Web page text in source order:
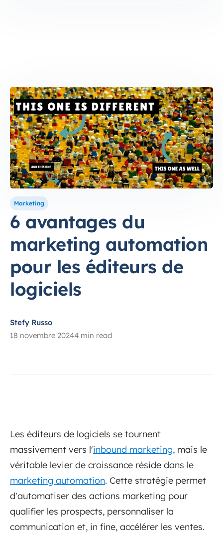
Marketing
6 avantages du
marketing automation
pour les éditeurs de
logiciels
Stefy Russo
18 novembre 20244 min read
Les éditeurs de logiciels se tournent
massivement vers l'inbound marketing, mais le
véritable levier de croissance réside dans le
marketing automation. Cette stratégie permet
d'automatiser des actions marketing pour
qualifier les prospects, personnaliser la
communication et, in fine, accélérer les ventes.